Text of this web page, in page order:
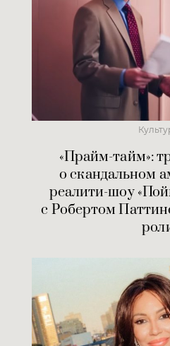
«Прайм-тайм»:
о скандальном
реалити-шоу
с Робертом